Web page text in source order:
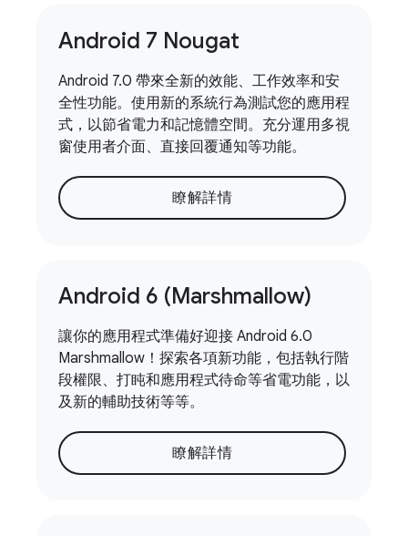
Android 7 Nougat
Android 7.0 帶來全新的效能、工作效率和安
全性功能。使用新的系統行為測試您的應用程
式，以節省電力和記憶體空間。充分運用多視
窗使用者介面、直接回覆通知等功能。
瞭解詳情
Android 6 (Marshmallow)
讓你的應用程式準備好迎接 Android 6.0
Marshmallow！探索各項新功能，包括執行階
段權限、打盹和應用程式待命等省電功能，以
及新的輔助技術等等。
瞭解詳情